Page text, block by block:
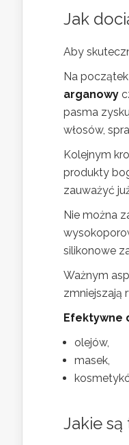
Jak
Aby
Na
arganowy
pasma
włosów,
Kolejnym
produkty
zauważyć
Nie można
silikonowe
Ważnym
zmniejszają
Efektywne
olejów,
masek,
Jakie